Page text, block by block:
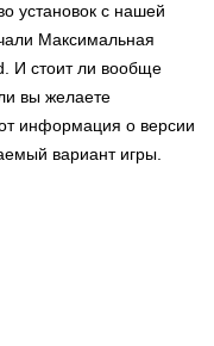
установок с нашей
Максимальная
И стоит ли вообще
вы желаете
информация о версии
вариант игры.